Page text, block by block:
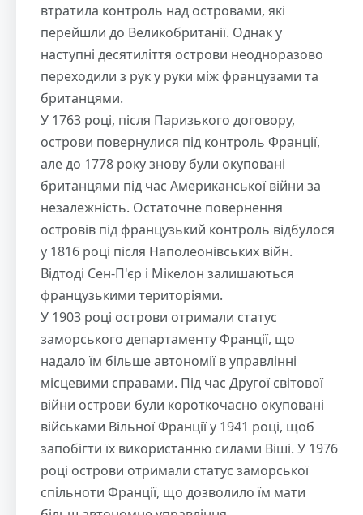
втратила контроль над островами, які
перейшли до Великобританії. Однак у
наступні десятиліття острови неодноразово
переходили з рук у руки між французами та
британцями.
У 1763 році, після Паризького договору,
острови повернулися під контроль Франції,
але до 1778 року знову були окуповані
британцями під час Американської війни за
незалежність. Остаточне повернення
островів під французький контроль відбулося
у 1816 році після Наполеонівських війн.
Відтоді Сен-П'єр і Мікелон залишаються
французькими територіями.
У 1903 році острови отримали статус
заморського департаменту Франції, що
надало їм більше автономії в управлінні
місцевими справами. Під час Другої світової
війни острови були короткочасно окуповані
військами Вільної Франції у 1941 році, щоб
запобігти їх використанню силами Віші. У 1976
році острови отримали статус заморської
спільноти Франції, що дозволило їм мати